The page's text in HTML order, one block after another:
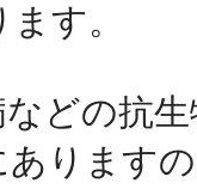
す。
どの抗
ります